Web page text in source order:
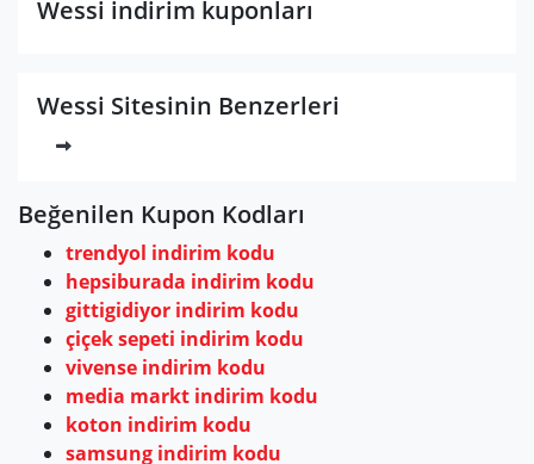
Wessi indirim kuponları
Wessi Sitesinin Benzerleri
Beğenilen Kupon Kodları
trendyol indirim kodu
hepsiburada indirim kodu
gittigidiyor indirim kodu
çiçek sepeti indirim kodu
vivense indirim kodu
media markt indirim kodu
koton indirim kodu
samsung indirim kodu